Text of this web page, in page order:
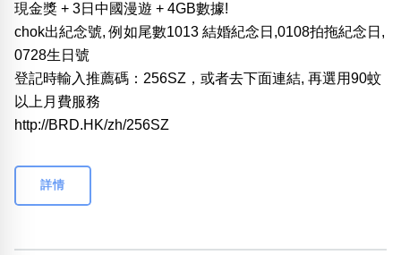
現金獎 + 3日中國漫遊 + 4GB數據!
chok出紀念號, 例如尾數1013 結婚紀念日,0108拍拖紀念日,
0728生日號
登記時輸入推薦碼：256SZ，或者去下面連結, 再選用90蚊
以上月費服務
http://BRD.HK/zh/256SZ
詳情